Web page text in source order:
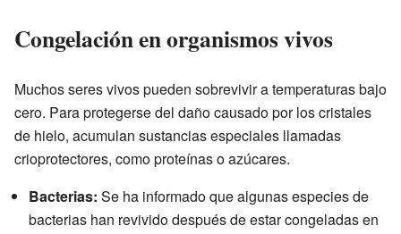
Congelación en organismos vivos
Muchos seres vivos pueden sobrevivir a temperaturas bajo
cero. Para protegerse del daño causado por los cristales
de hielo, acumulan sustancias especiales llamadas
crioprotectores, como proteínas o azúcares.
Bacterias: Se ha informado que algunas especies de
bacterias han revivido después de estar congeladas en